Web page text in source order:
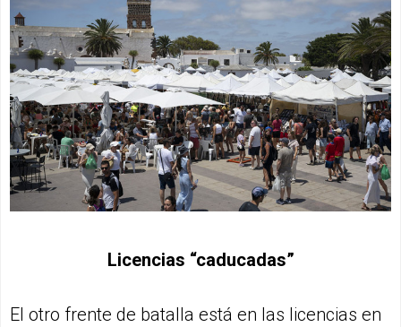
Licencias “caducadas”
El otro frente de batalla está en las licencias en